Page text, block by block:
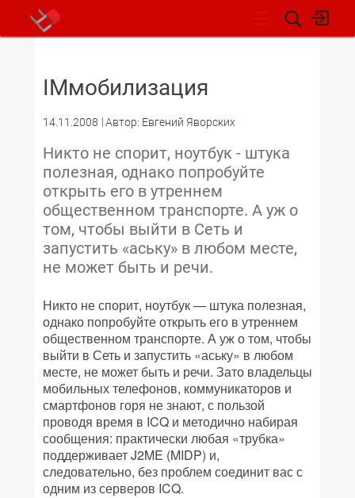
IMмобилизация
14.11.2008 Автор: Евгений Яворских
Никто не спорит, ноутбук - штука
полезная, однако попробуйте
открыть его в утреннем
общественном транспорте. А уж о
том, чтобы выйти в Сеть и
запустить «аську» в любом месте,
не может быть и речи.
Никто не спорит, ноутбук — штука полезная,
однако попробуйте открыть его в утреннем
общественном транспорте. А уж о том, чтобы
выйти в Сеть и запустить «аську» в любом
месте, не может быть и речи. Зато владельцы
мобильных телефонов, коммуникаторов и
смартфонов горя не знают, с пользой
проводя время в ICQ и методично набирая
сообщения: практически любая «трубка»
поддерживает J2ME (MIDP) и,
следовательно, без проблем соединит вас с
одним из серверов ICQ.